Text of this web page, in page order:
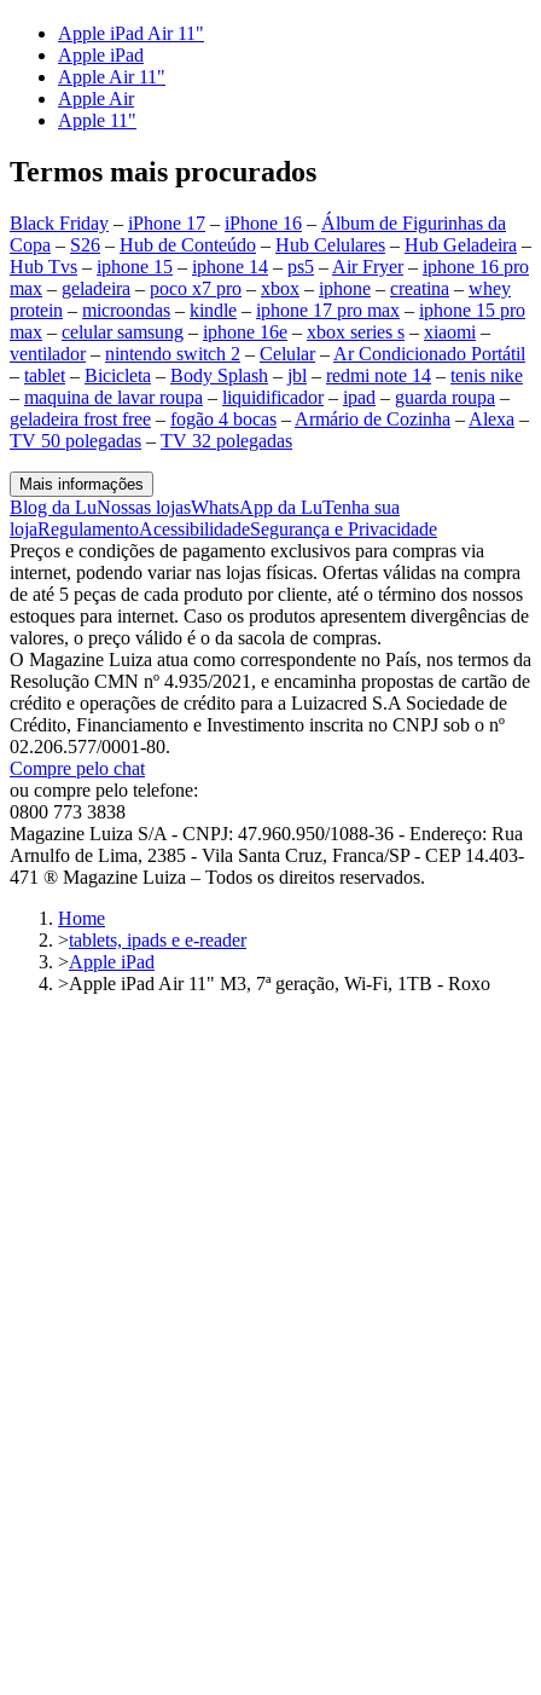
Apple iPad Air 11"
Apple iPad
Apple Air 11"
Apple Air
Apple 11"
Termos mais procurados
Black Friday – iPhone 17 – iPhone 16 – Álbum de Figurinhas da
Copa – S26 – Hub de Conteúdo – Hub Celulares – Hub Geladeira –
Hub Tvs – iphone 15 – iphone 14 – ps5 – Air Fryer– iphone 16 pro
max – geladeira – poco x7 pro – xbox – iphone – creatina – whey
protein – microondas – kindle – iphone 17 pro max – iphone 15 pro
max – celular samsung – iphone 16e – xbox series s – xiaomi –
ventilador– nintendo switch 2 – Celular– Ar Condicionado Portátil
– tablet – Bicicleta – Body Splash – jbl – redmi note 14 – tenis nike
– maquina de lavar roupa – liquidificador– ipad – guarda roupa –
geladeira frost free – fogão 4 bocas – Armário de Cozinha – Alexa –
TV 50 polegadas – TV 32 polegadas
Mais informações
Blog da LuNossas lojasWhatsApp da LuTenha sua
lojaRegulamentoAcessibilidadeSegurança e Privacidade
Preços e condições de pagamento exclusivos para compras via
internet, podendo variar nas lojas físicas. Ofertas válidas na compra
de até 5 peças de cada produto por cliente, até o término dos nossos
estoques para internet. Caso os produtos apresentem divergências de
valores, o preço válido é o da sacola de compras.
O Magazine Luiza atua como correspondente no País, nos termos da
Resolução CMN nº 4.935/2021, e encaminha propostas de cartão de
crédito e operações de crédito para a Luizacred S.A Sociedade de
Crédito, Financiamento e Investimento inscrita no CNPJ sob o nº
02.206.577/0001-80.
Compre pelo chat
ou compre pelo telefone:
0800 773 3838
Magazine Luiza S/A - CNPJ: 47.960.950/1088-36 - Endereço: Rua
Arnulfo de Lima, 2385 - Vila Santa Cruz, Franca/SP - CEP 14.403-
471 ® Magazine Luiza – Todos os direitos reservados.
Home
>tablets, ipads e e-reader
>Apple iPad
>Apple iPad Air 11" M3, 7ª geração, Wi-Fi, 1TB - Roxo